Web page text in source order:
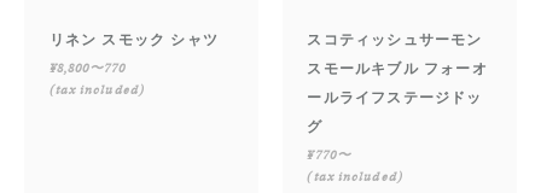
リネン スモック シャツ
¥8,800〜770
(tax included)
スコティッシュサーモン
スモールキブル フォーオ
ールライフステージドッ
グ
¥770〜
(tax included)